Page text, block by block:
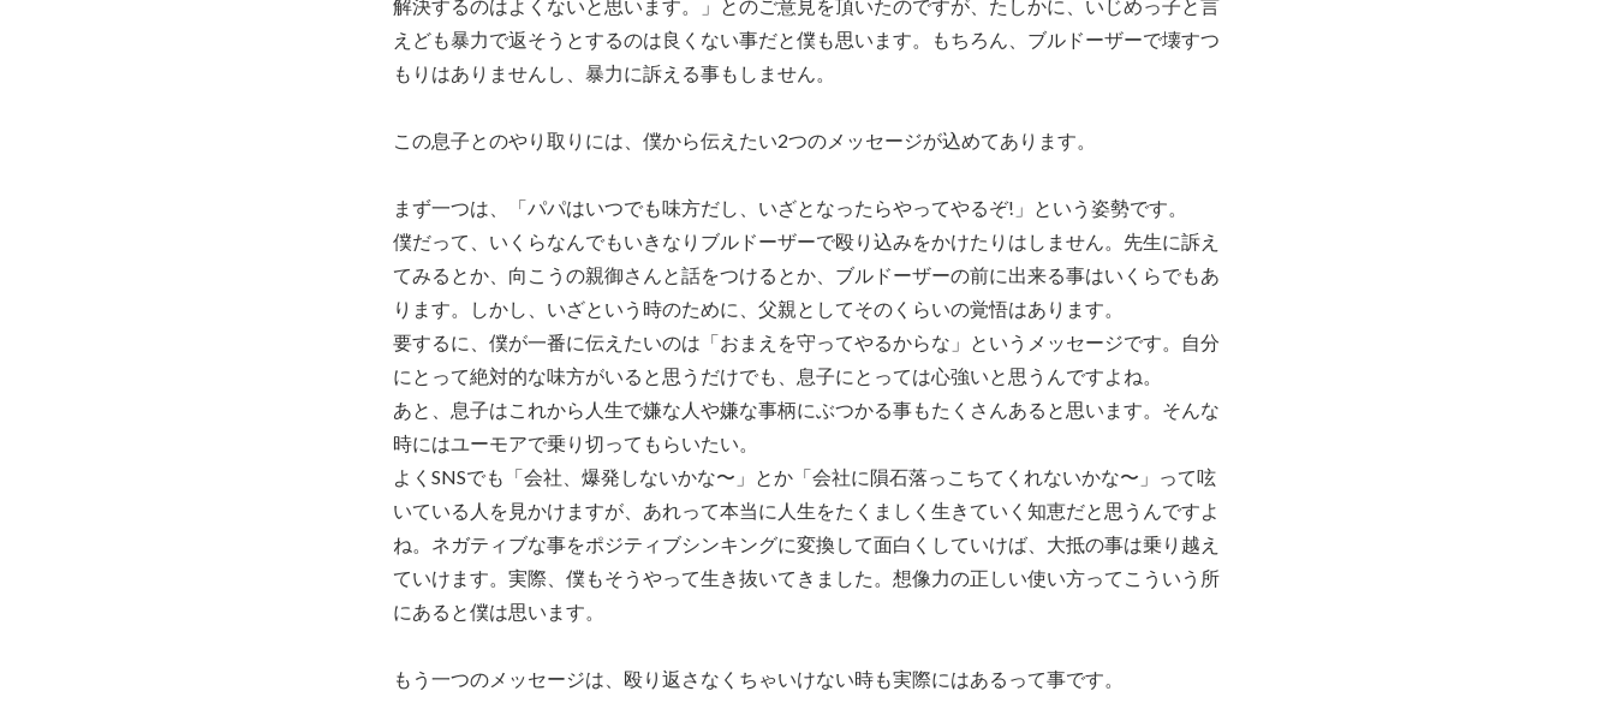
解決するのはよくないと思います。」とのご意見を頂いたのですが、たしかに、いじめっ子と言
えども暴力で返そうとするのは良くない事だと僕も思います。もちろん、ブルドーザーで壊すつ
もりはありませんし、暴力に訴える事もしません。
この息子とのやり取りには、僕から伝えたい2つのメッセージが込めてあります。
まず一つは、「パパはいつでも味方だし、いざとなったらやってやるぞ!」という姿勢です。
僕だって、いくらなんでもいきなりブルドーザーで殴り込みをかけたりはしません。先生に訴え
てみるとか、向こうの親御さんと話をつけるとか、ブルドーザーの前に出来る事はいくらでもあ
ります。しかし、いざという時のために、父親としてそのくらいの覚悟はあります。
要するに、僕が一番に伝えたいのは「おまえを守ってやるからな」というメッセージです。自分
にとって絶対的な味方がいると思うだけでも、息子にとっては心強いと思うんですよね。
あと、息子はこれから人生で嫌な人や嫌な事柄にぶつかる事もたくさんあると思います。そんな
時にはユーモアで乗り切ってもらいたい。
よくSNSでも「会社、爆発しないかな〜」とか「会社に隕石落っこちてくれないかな〜」って呟
いている人を見かけますが、あれって本当に人生をたくましく生きていく知恵だと思うんですよ
ね。ネガティブな事をポジティブシンキングに変換して面白くしていけば、大抵の事は乗り越え
ていけます。実際、僕もそうやって生き抜いてきました。想像力の正しい使い方ってこういう所
にあると僕は思います。
もう一つのメッセージは、殴り返さなくちゃいけない時も実際にはあるって事です。